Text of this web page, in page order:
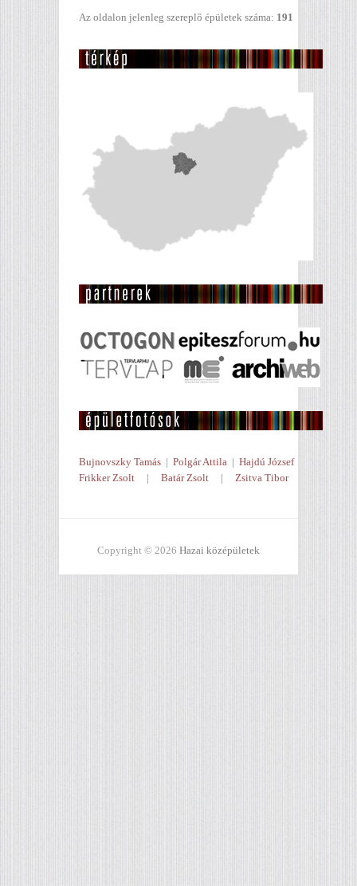
Az oldalon jelenleg szereplő épületek száma: 191
Bujnovszky Tamás | Polgár Attila | Hajdú József
Frikker Zsolt | Batár Zsolt | Zsitva Tibor
Copyright © 2026 Hazai középületek